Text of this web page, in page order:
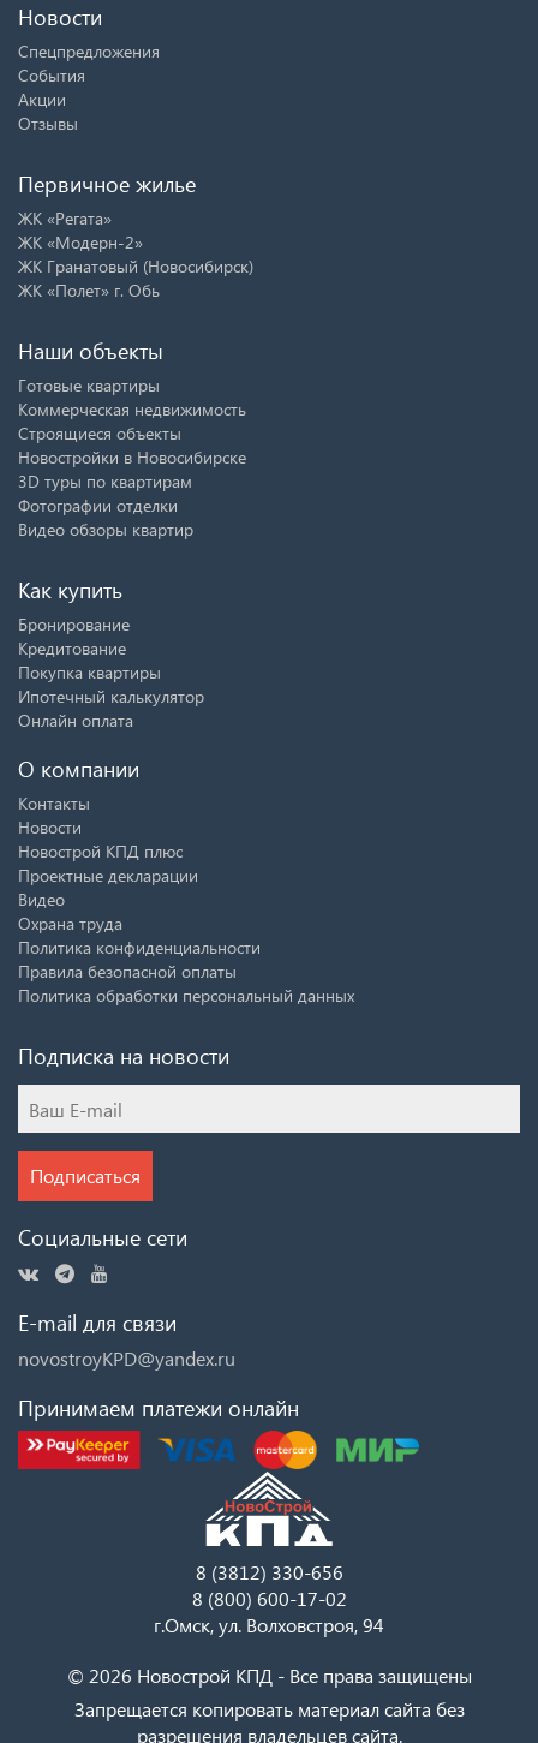
Новости
Спецпредложения
События
Акции
Отзывы
Первичное жилье
ЖК «Регата»
ЖК «Модерн-2»
ЖК Гранатовый (Новосибирск)
ЖК «Полет» г. Обь
Наши объекты
Готовые квартиры
Коммерческая недвижимость
Строящиеся объекты
Новостройки в Новосибирске
3D туры по квартирам
Фотографии отделки
Видео обзоры квартир
Как купить
Бронирование
Кредитование
Покупка квартиры
Ипотечный калькулятор
Онлайн оплата
О компании
Контакты
Новости
Новострой КПД плюс
Проектные декларации
Видео
Охрана труда
Политика конфиденциальности
Правила безопасной оплаты
Политика обработки персональный данных
Подписка на новости
Подписаться
Социальные сети
E-mail для связи
novostroyKPD@yandex.ru
Принимаем платежи онлайн
8 (3812) 330-656
8 (800) 600-17-02
г.Омск, ул. Волховстроя, 94
© 2026 Новострой КПД - Все права защищены
Запрещается копировать материал сайта без
разрешения владельцев сайта.